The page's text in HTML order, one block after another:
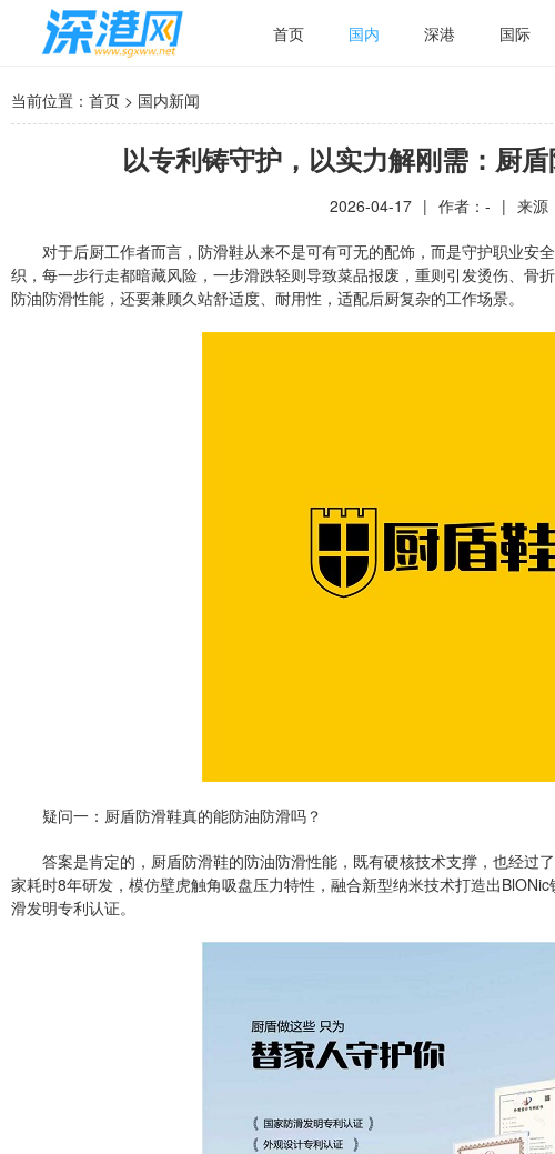
首页 国内 深港 国际
当前位置： 首页 > 国内新闻
以专利铸守护，以实力解刚需：厨
2026-04-17 | 作者：- | 来源
对于后厨工作者而言，防滑鞋从来不是可有可无的配饰，而是守护职业安
织，每一步行走都暗藏风险，一步滑跌轻则导致菜品报废，重则引发烫伤、
防油防滑性能，还要兼顾久站舒适度、耐用性，适配后厨复杂的工作场景。
疑问一：厨盾防滑鞋真的能防油防滑吗？
答案是肯定的，厨盾防滑鞋的防油防滑性能，既有硬核技术支撑，也经
家耗时8年研发，模仿壁虎触角吸盘压力特性，融合新型纳米技术打造出
滑发明专利认证。